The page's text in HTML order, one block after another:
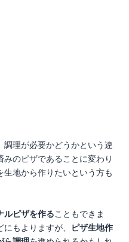
理が必要かどうかという違
のピザであることに変わり
地から作りたいという方も
ルピザを作ることもできま
もよりますが、
ピザ生地作